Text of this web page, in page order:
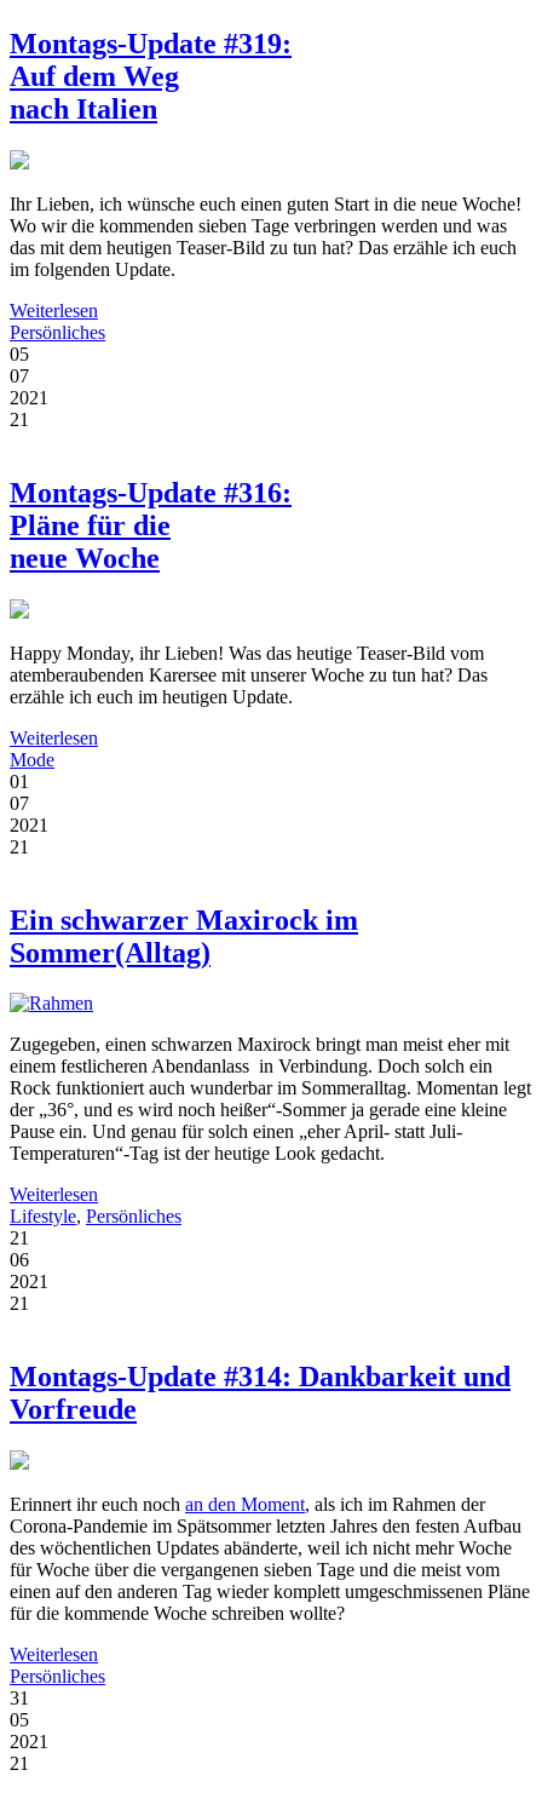
Montags-Update #319:
Auf dem Weg
nach Italien
Ihr Lieben, ich wünsche euch einen guten Start in die neue Woche!
Wo wir die kommenden sieben Tage verbringen werden und was
das mit dem heutigen Teaser-Bild zu tun hat? Das erzähle ich euch
im folgenden Update.
Weiterlesen
Persönliches
05
07
2021
21
Montags-Update #316:
Pläne für die
neue Woche
Happy Monday, ihr Lieben! Was das heutige Teaser-Bild vom
atemberaubenden Karersee mit unserer Woche zu tun hat? Das
erzähle ich euch im heutigen Update.
Weiterlesen
Mode
01
07
2021
21
Ein schwarzer Maxirock im
Sommer(Alltag)
Zugegeben, einen schwarzen Maxirock bringt man meist eher mit
einem festlicheren Abendanlass in Verbindung. Doch solch ein
Rock funktioniert auch wunderbar im Sommeralltag. Momentan legt
der „36°, und es wird noch heißer“-Sommer ja gerade eine kleine
Pause ein. Und genau für solch einen „eher April- statt Juli-
Temperaturen“-Tag ist der heutige Look gedacht.
Weiterlesen
Lifestyle, Persönliches
21
06
2021
21
Montags-Update #314: Dankbarkeit und
Vorfreude
Erinnert ihr euch noch an den Moment, als ich im Rahmen der
Corona-Pandemie im Spätsommer letzten Jahres den festen Aufbau
des wöchentlichen Updates abänderte, weil ich nicht mehr Woche
für Woche über die vergangenen sieben Tage und die meist vom
einen auf den anderen Tag wieder komplett umgeschmissenen Pläne
für die kommende Woche schreiben wollte?
Weiterlesen
Persönliches
31
05
2021
21